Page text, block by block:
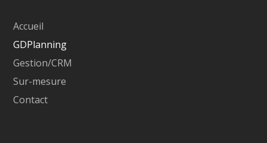
Accueil
GDPlanning
Gestion/CRM
Sur-mesure
Contact